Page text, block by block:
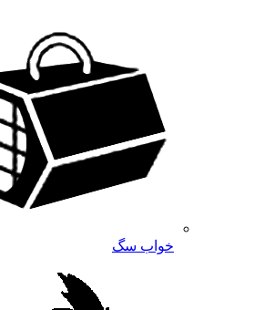
خواب سگ